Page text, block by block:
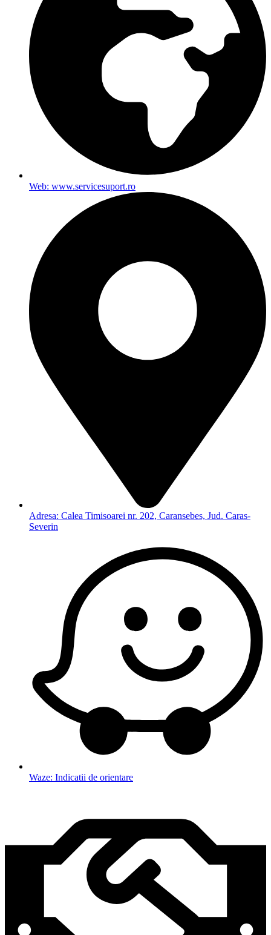
Web: www.servicesuport.ro
Adresa: Calea Timisoarei nr. 202, Caransebes, Jud. Caras-
Severin
Waze: Indicatii de orientare